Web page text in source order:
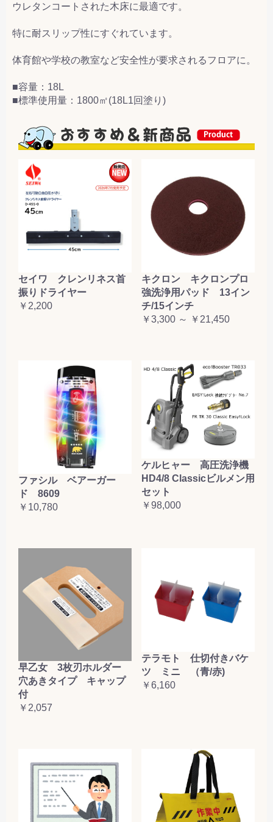
ウレタンコートされた木床に最適です。
特に耐スリップ性にすぐれています。
体育館や学校の教室など安全性が要求されるフロアに。
■容量：18L
■標準使用量：1800㎡(18L1回塗り)
セイワ クレンリネス首
振りドライヤー
￥2,200
キクロン キクロンプロ
強洗浄用パッド 13イン
チ/15インチ
￥3,300 ～ ￥21,450
ファシル ベアーガー
ド 8609
￥10,780
ケルヒャー 高圧洗浄機
HD4/8 Classicビルメン用
セット
￥98,000
早乙女 3枚刃ホルダー
穴あきタイプ キャップ
付
￥2,057
テラモト 仕切付きバケ
ツ ミニ （青/赤)
￥6,160